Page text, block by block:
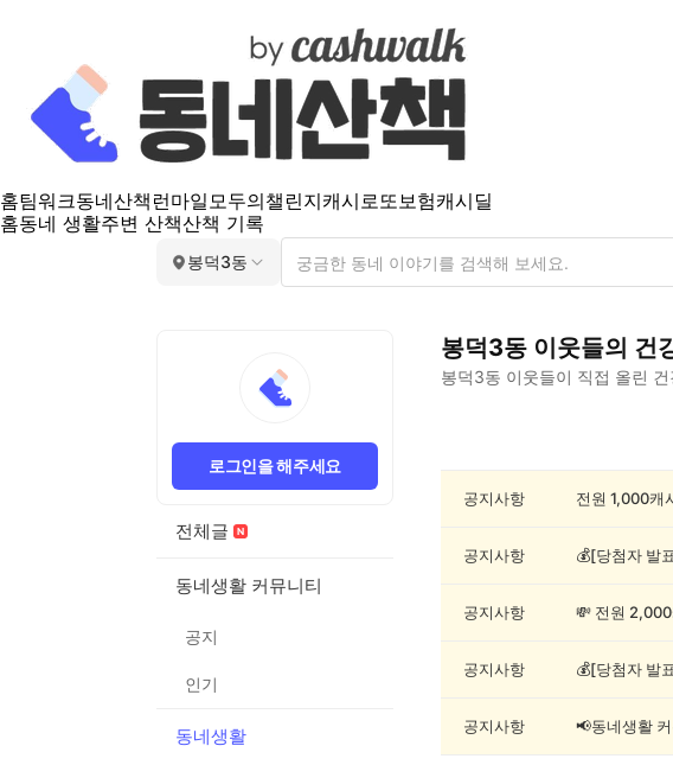
홈팀워크동네산책 런마일모두의챌린지캐시로또보험캐시딜
홈동네 생활주변 산책산책 기록
봉덕3동
로그인을 해주세요
전체글
동네생활 커뮤니티
공지
인기
동네생활
봉덕3동 이웃들의 건
봉덕3동 이웃들이 직접 올린
3
공지사항
공지사항
공지사항
공지사항
공지사항 📢동네생활